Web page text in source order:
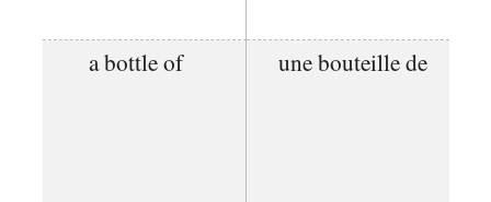
a bottle of une bouteille de